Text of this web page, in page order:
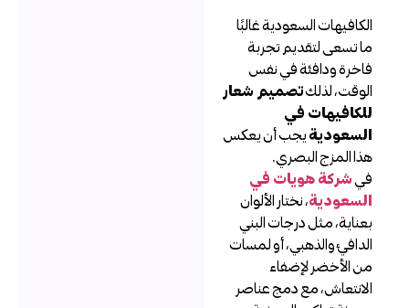
الكافيهات السعودية غالبًا
ما تسعى لتقديم تجربة
فاخرة ودافئة في نفس
الوقت، لذلكتصميم شعار
للكافيهات في
السعوديةيجب أن يعكس
هذا المزج البصري.
شركة هويات في
السعودية، نختار الألوان
بعناية، مثل درجات البني
الدافئ والذهبي، أو لمسات
من الأخضر لإضفاء
الانتعاش، مع دمج عناصر